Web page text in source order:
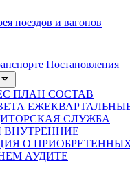
поездов и вагонов
Постановления
ПЛАН СОСТАВ
СЛУЖБА
ВНУТРЕННИЕ
О
АУДИТЕ